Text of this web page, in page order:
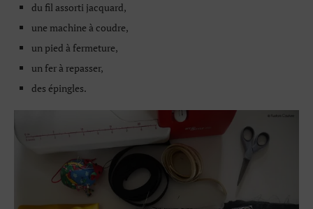
du fil assorti jacquard,
une machine à coudre,
un pied à fermeture,
un fer à repasser,
des épingles.